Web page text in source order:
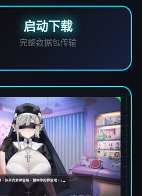
启动下载
完整数据包传输